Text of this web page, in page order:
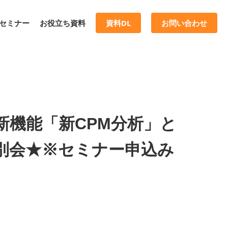
セミナー お役立ち資料 資料DL お問い合わせ
機能「新CPM分析」と
会★※セミナー申込み